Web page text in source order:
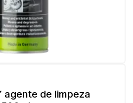
agente de limpeza